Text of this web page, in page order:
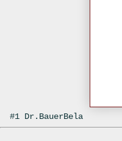
#1 Dr.BauerBela